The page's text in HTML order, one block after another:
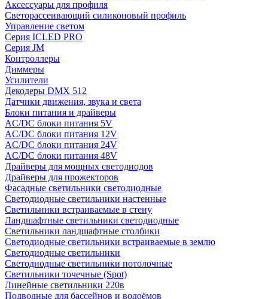
Аксессуары для профиля
Светорассеивающий силиконовый профиль
Управление светом
Серия ICLED PRO
Серия JM
Контроллеры
Диммеры
Усилители
Декодеры DMX 512
Датчики движения, звука и света
Блоки питания и драйверы
AC/DC блоки питания 5V
AC/DC блоки питания 12V
AC/DC блоки питания 24V
AC/DC блоки питания 48V
Драйверы для мощных светодиодов
Драйверы для прожекторов
Фасадные светильники светодиодные
Светодиодные светильники настенные
Светильники встраиваемые в стену
Ландшафтные светильники светодиодные
Светильники ландшафтные столбики
Светодиодные светильники встраиваемые в землю
Светодиодные светильники
Светодиодные светильники потолочные
Светильники точечные (Spot)
Линейные светильники 220в
Подводные для бассейнов и водоёмов